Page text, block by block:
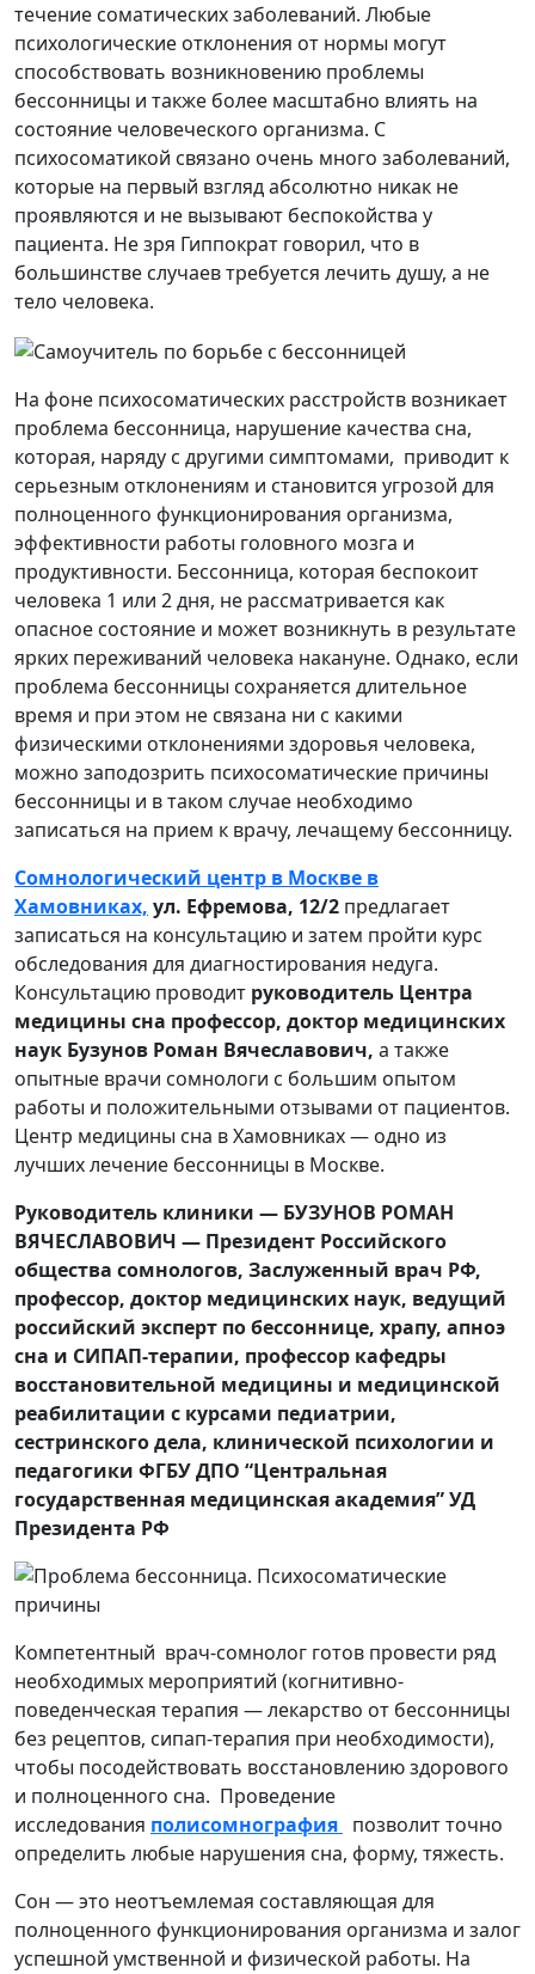
течение соматических заболеваний. Любые
психологические отклонения от нормы могут
способствовать возникновению проблемы
бессонницы и также более масштабно влиять на
состояние человеческого организма. С
психосоматикой связано очень много заболеваний,
которые на первый взгляд абсолютно никак не
проявляются и не вызывают беспокойства у
пациента. Не зря Гиппократ говорил, что в
большинстве случаев требуется лечить душу, а не
тело человека.
На фоне психосоматических расстройств возникает
проблема бессонница, нарушение качества сна,
которая, наряду с другими симптомами, приводит к
серьезным отклонениям и становится угрозой для
полноценного функционирования организма,
эффективности работы головного мозга и
продуктивности. Бессонница, которая беспокоит
человека 1 или 2 дня, не рассматривается как
опасное состояние и может возникнуть в результате
ярких переживаний человека накануне. Однако, если
проблема бессонницы сохраняется длительное
время и при этом не связана ни с какими
физическими отклонениями здоровья человека,
можно заподозрить психосоматические причины
бессонницы и в таком случае необходимо
записаться на прием к врачу, лечащему бессонницу.
Сомнологический центр в Москве в
Хамовниках, ул. Ефремова, 12/2 предлагает
записаться на консультацию и затем пройти курс
обследования для диагностирования недуга.
Консультацию проводит руководитель Центра
медицины сна профессор, доктор медицинских
наук Бузунов Роман Вячеславович, а также
опытные врачи сомнологи с большим опытом
работы и положительными отзывами от пациентов.
Центр медицины сна в Хамовниках — одно из
лучших лечение бессонницы в Москве.
Руководитель клиники — БУЗУНОВ РОМАН
ВЯЧЕСЛАВОВИЧ — Президент Российского
общества сомнологов, Заслуженный врач РФ,
профессор, доктор медицинских наук, ведущий
российский эксперт по бессоннице, храпу, апноэ
сна и СИПАП-терапии, профессор кафедры
восстановительной медицины и медицинской
реабилитации с курсами педиатрии,
сестринского дела, клинической психологии и
педагогики ФГБУ ДПО “Центральная
государственная медицинская академия” УД
Президента РФ
Компетентный врач-сомнолог готов провести ряд
необходимых мероприятий (когнитивно-
поведенческая терапия — лекарство от бессонницы
без рецептов, сипап-терапия при необходимости),
чтобы посодействовать восстановлению здорового
и полноценного сна. Проведение
исследования полисомнография позволит точно
определить любые нарушения сна, форму, тяжесть.
Сон — это неотъемлемая составляющая для
полноценного функционирования организма и залог
успешной умственной и физической работы. На